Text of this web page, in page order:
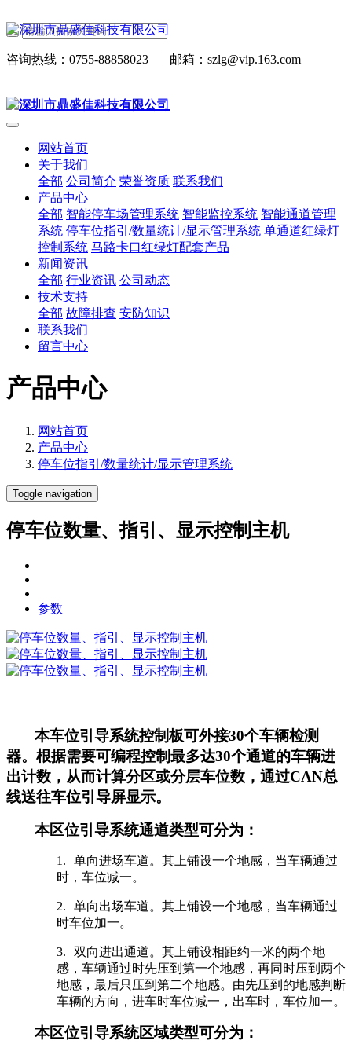
咨询热线：0755-88858023 | 邮箱：szlg@vip.163.com
网站首页
关于我们
全部 公司简介 荣誉资质 联系我们
产品中心
全部 智能停车场管理系统 智能监控系统 智能通道管理
系统 停车位指引/数量统计/显示管理系统 单通道红绿灯
控制系统 马路卡口红绿灯配套产品
新闻资讯
全部 行业资讯 公司动态
技术支持
全部 故障排查 安防知识
联系我们
留言中心
产品中心
网站首页
产品中心
停车位指引/数量统计/显示管理系统
Toggle navigation
停车位数量、指引、显示控制主机
参数
本车位引导系统控制板可外接30个车辆检测
器。根据需要可编程控制最多达30个通道的车辆进
出计数，从而计算分区或分层车位数，通过CAN总
线送往车位引导屏显示。
本区位引导系统通道类型可分为：
1.
单向进场车道。其上铺设一个地感，当车辆通过
时，车位减一。
2.
单向出场车道。其上铺设一个地感，当车辆通过
时车位加一。
3.
双向进出通道。其上铺设相距约一米的两个地
感，车辆通过时先压到第一个地感，再同时压到两个
地感，最后只压到第二个地感。由先压到的地感判断
车辆的方向，进车时车位减一，出车时，车位加一。
本区位引导系统区域类型可分为：